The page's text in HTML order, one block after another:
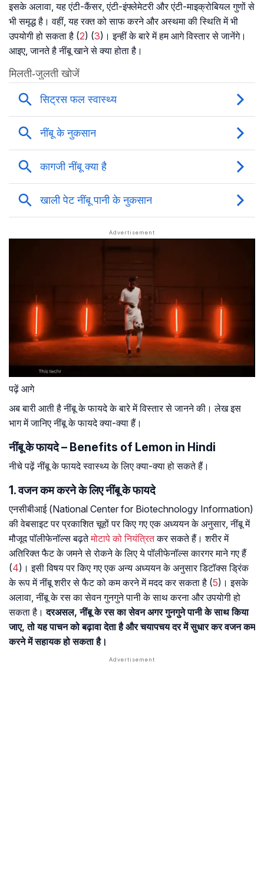
इसके अलावा, यह एंटी-कैंसर, एंटी-इंफ्लेमेटरी और एंटी-माइक्रोबियल गुणों से
भी समृद्ध है। वहीं, यह रक्त को साफ करने और अस्थमा की स्थिति में भी
उपयोगी हो सकता है (2) (3)। इन्हीं के बारे में हम आगे विस्तार से जानेंगे।
आइए, जानते है नींबू खाने से क्या होता है।
पढ़ें आगे
अब बारी आती है नींबू के फायदे के बारे में विस्तार से जानने की। लेख इस
भाग में जानिए नींबू के फायदे क्या-क्या हैं।
नींबू के फायदे – Benefits of Lemon in Hindi
नीचे पढ़ें नींबू के फायदे स्वास्थ्य के लिए क्या-क्या हो सकते हैं।
1. वजन कम करने के लिए नींबू के फायदे
एनसीबीआई (National Center for Biotechnology Information)
की वेबसाइट पर प्रकाशित चूहों पर किए गए एक अध्ययन के अनुसार, नींबू में
मौजूद पॉलीफेनॉल्स बढ़तेमोटापे को नियंत्रितकर सकते हैं। शरीर में
अतिरिक्त फैट के जमने से रोकने के लिए ये पॉलीफेनॉल्स कारगर माने गए हैं
(4)। इसी विषय पर किए गए एक अन्य अध्ययन के अनुसार डिटॉक्स ड्रिंक
के रूप में नींबू शरीर से फैट को कम करने में मदद कर सकता है (5)। इसके
अलावा, नींबू के रस का सेवन गुनगुने पानी के साथ करना और उपयोगी हो
सकता है।दरअसल, नींबू के रस का सेवन अगर गुनगुने पानी के साथ किया
जाए, तो यह पाचन को बढ़ावा देता है और चयापचय दर में सुधार कर वजन कम
करने में सहायक हो सकता है।